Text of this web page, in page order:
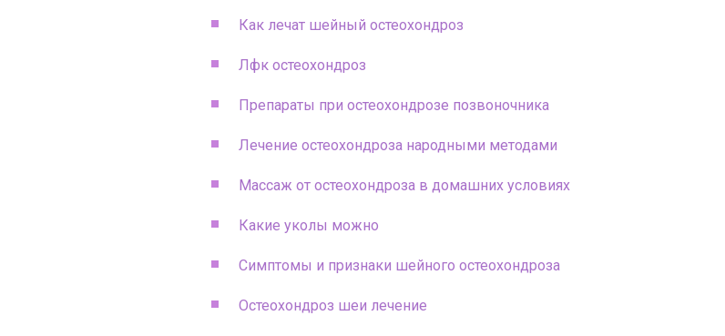
Как лечат шейный остеохондроз
Лфк остеохондроз
Препараты при остеохондрозе позвоночника
Лечение остеохондроза народными методами
Массаж от остеохондроза в домашних условиях
Какие уколы можно
Симптомы и признаки шейного остеохондроза
Остеохондроз шеи лечение